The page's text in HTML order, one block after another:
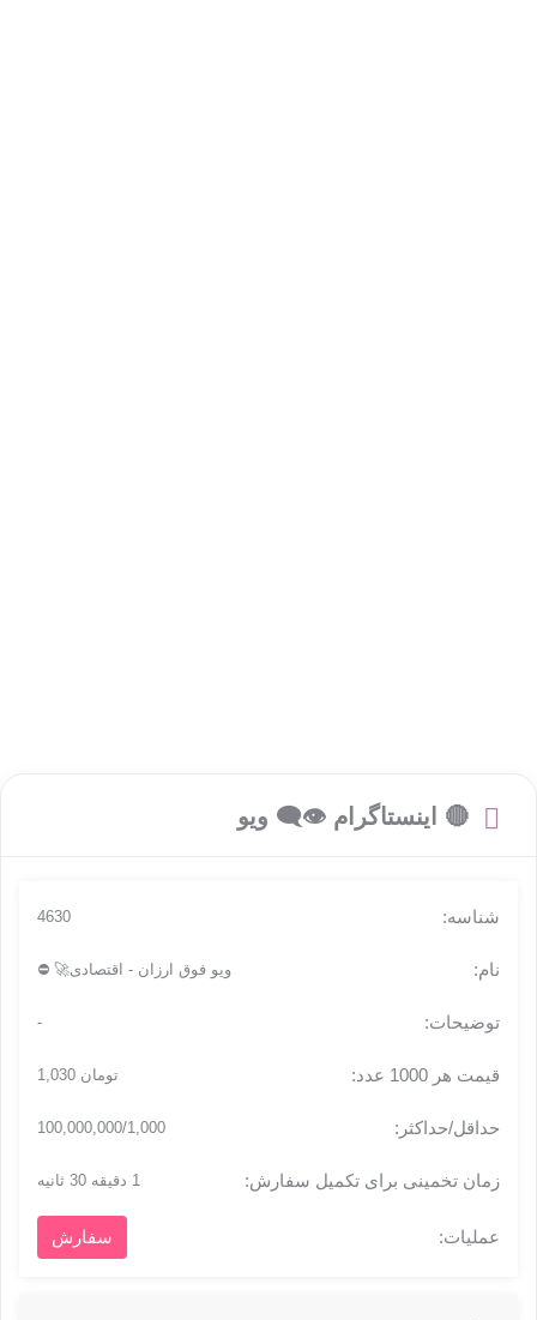
🔴 اینستاگرام 👁‍🗨 ویو
4630
ویو فوق ارزان - اقتصادی🚀 ⛔
-
تومان 1,030
100,000,000/1,000
1 دقیقه 30 ثانیه
سفارش